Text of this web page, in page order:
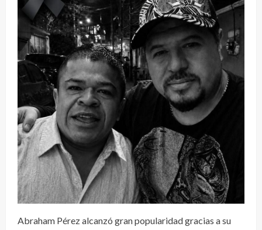
Abraham Pérez alcanzó gran popularidad gracias a su